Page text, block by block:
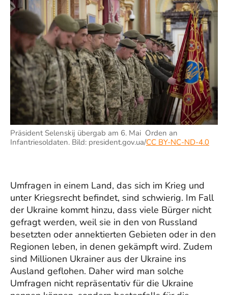
Präsident Selenskij übergab am 6. Mai Orden an
Infantriesoldaten. Bild: president.gov.ua/CC BY-NC-ND-4.0
Umfragen in einem Land, das sich im Krieg und
unter Kriegsrecht befindet, sind schwierig. Im Fall
der Ukraine kommt hinzu, dass viele Bürger nicht
gefragt werden, weil sie in den von Russland
besetzten oder annektierten Gebieten oder in den
Regionen leben, in denen gekämpft wird. Zudem
sind Millionen Ukrainer aus der Ukraine ins
Ausland geflohen. Daher wird man solche
Umfragen nicht repräsentativ für die Ukraine